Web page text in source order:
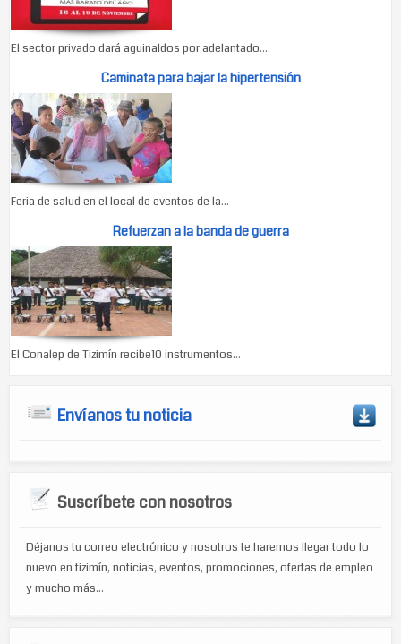
El sector privado dará aguinaldos por adelantado....
Caminata para bajar la hipertensión
Feria de salud en el local de eventos de la...
Refuerzan a la banda de guerra
El Conalep de Tizimín recibe10 instrumentos...
Envíanos tu noticia
Suscríbete con nosotros
Déjanos tu correo electrónico y nosotros te haremos llegar todo lo
nuevo en tizimín, noticias, eventos, promociones, ofertas de empleo
y mucho más...